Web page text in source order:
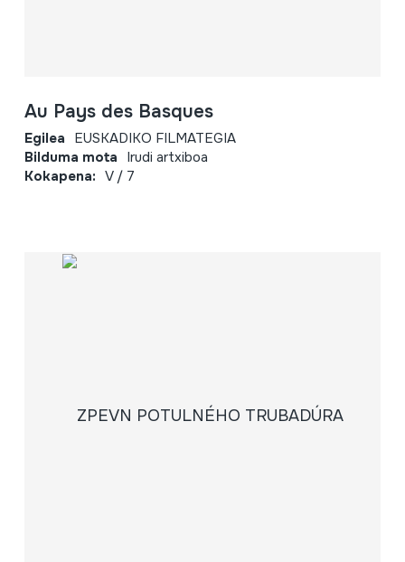
Au Pays des Basques
Egilea EUSKADIKO FILMATEGIA
Bilduma mota Irudi artxiboa
Kokapena: V / 7